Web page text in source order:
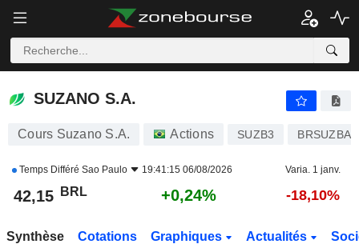
SUZANO S.A.
SUZANO S.A.
Cours Suzano S.A. Actions SUZB3
Temps Différé Sao Paulo 19:41:15 06/08/2026 Varia. 1 janv.
42,15 BRL +0,24% -18,10%
Synthèse Cotations Graphiques Actualités